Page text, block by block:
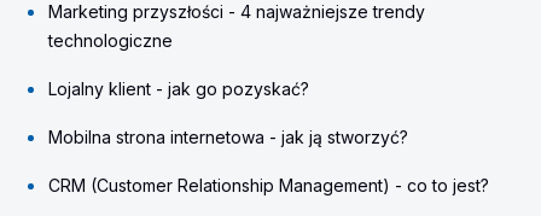
Marketing przyszłości - 4 najważniejsze trendy
technologiczne
Lojalny klient - jak go pozyskać?
Mobilna strona internetowa - jak ją stworzyć?
CRM (Customer Relationship Management) - co to jest?